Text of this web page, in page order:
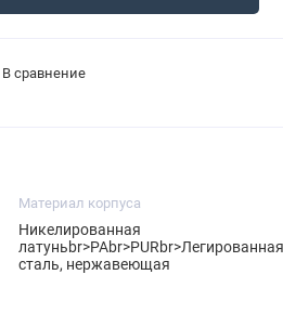
В сравнение
Материал корпуса
Никелированная
латуньbr>PAbr>PURbr>Легированная
сталь, нержавеющая